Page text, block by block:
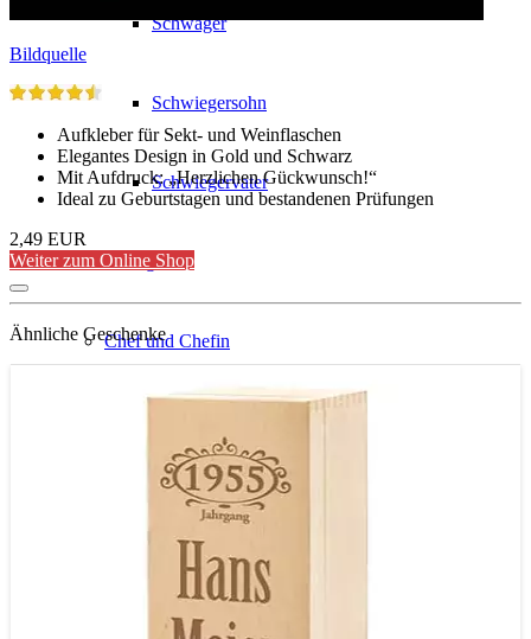
Schwager
Schwiegersohn
Schwiegervater
Kollegen
Chef und Chefin
1-jährige Kinder
Bildquelle
Aufkleber für Sekt- und Weinflaschen
Elegantes Design in Gold und Schwarz
Mit Aufdruck: „Herzlichen Gückwunsch!“
Ideal zu Geburtstagen und bestandenen Prüfungen
2,49 EUR
Weiter zum Online Shop
Ähnliche Geschenke